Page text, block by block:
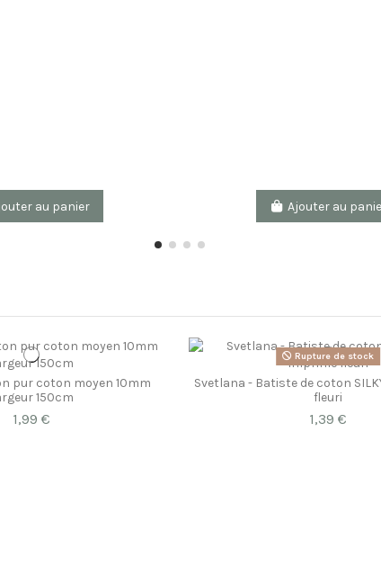
au panier Ajouter au
pur coton moyen 10mm
150cm
1,99 €
Rupture de stock
Svetlana - Batiste de coton
fleuri
1,39 €